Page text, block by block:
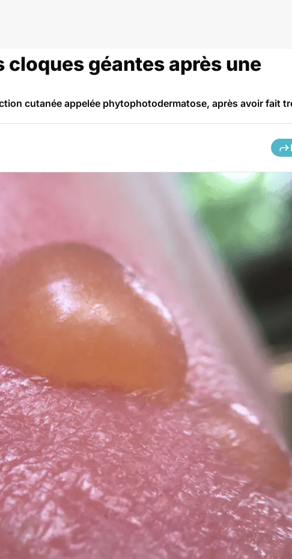
cloques géantes après une
cutanée appelée phytophotodermatose, après avoir fait